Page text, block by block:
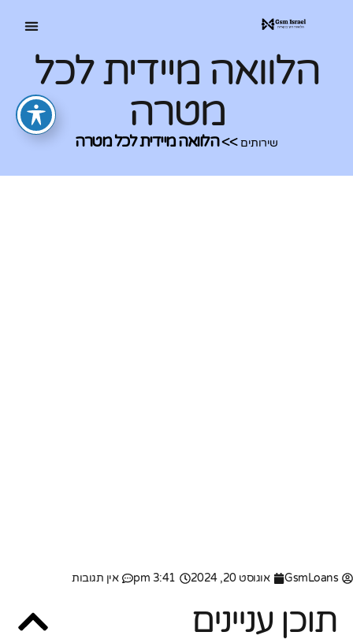
הלוואה מיידית לכל
מטרה
שירותים >>הלוואה מיידית לכל מטרה
GsmLoans אוגוסט 20, 2024 3:41 pm אין תגובות
תוכן עניינים